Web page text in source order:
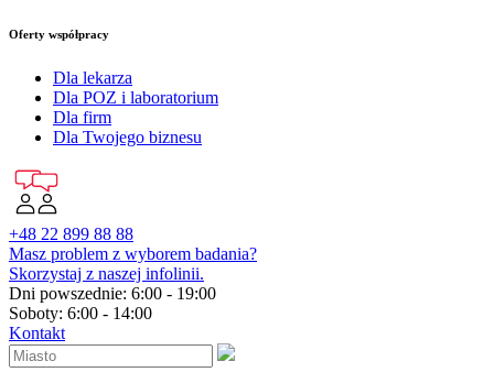
Oferty współpracy
Dla lekarza
Dla POZ i laboratorium
Dla firm
Dla Twojego biznesu
+48 22 899 88 88
Masz problem z wyborem badania?
Skorzystaj z naszej infolinii.
Dni powszednie: 6:00 - 19:00
Soboty: 6:00 - 14:00
Kontakt